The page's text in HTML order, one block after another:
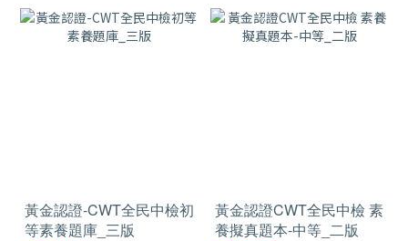
黃金認證-CWT全民中檢初
等素養題庫_三版
黃金認證CWT全民中檢 素
養擬真題本-中等_二版